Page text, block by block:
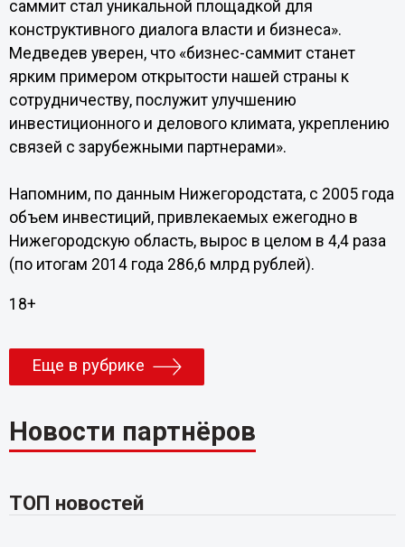
саммит стал уникальной площадкой для
конструктивного диалога власти и бизнеса».
Медведев уверен, что «бизнес-саммит станет
ярким примером открытости нашей страны к
сотрудничеству, послужит улучшению
инвестиционного и делового климата, укреплению
связей с зарубежными партнерами».
Напомним, по данным Нижегородстата, с 2005 года
объем инвестиций, привлекаемых ежегодно в
Нижегородскую область, вырос в целом в 4,4 раза
(по итогам 2014 года 286,6 млрд рублей).
18+
Еще в рубрике
Новости партнёров
ТОП новостей